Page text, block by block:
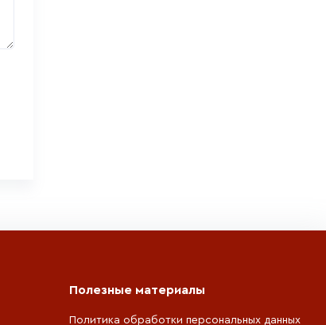
Полезные материалы
Политика обработки персональных данных